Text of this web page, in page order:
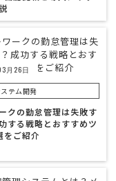
月26日
テム開発
クの勤怠管理は失敗す
する戦略とおすすめツ
をご紹介